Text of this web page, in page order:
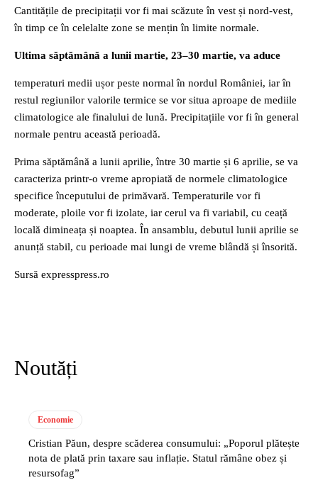
Cantitățile de precipitații vor fi mai scăzute în vest și nord-vest,
în timp ce în celelalte zone se mențin în limite normale.
Ultima săptămână a lunii martie, 23–30 martie, va aduce
temperaturi medii ușor peste normal în nordul României, iar în
restul regiunilor valorile termice se vor situa aproape de mediile
climatologice ale finalului de lună. Precipitațiile vor fi în general
normale pentru această perioadă.
Prima săptămână a lunii aprilie, între 30 martie și 6 aprilie, se va
caracteriza printr-o vreme apropiată de normele climatologice
specifice începutului de primăvară. Temperaturile vor fi
moderate, ploile vor fi izolate, iar cerul va fi variabil, cu ceață
locală dimineața și noaptea. În ansamblu, debutul lunii aprilie se
anunță stabil, cu perioade mai lungi de vreme blândă și însorită.
Sursă expresspress.ro
Noutăți
Economie
Cristian Păun, despre scăderea consumului: „Poporul plătește
nota de plată prin taxare sau inflație. Statul rămâne obez și
resursofag”